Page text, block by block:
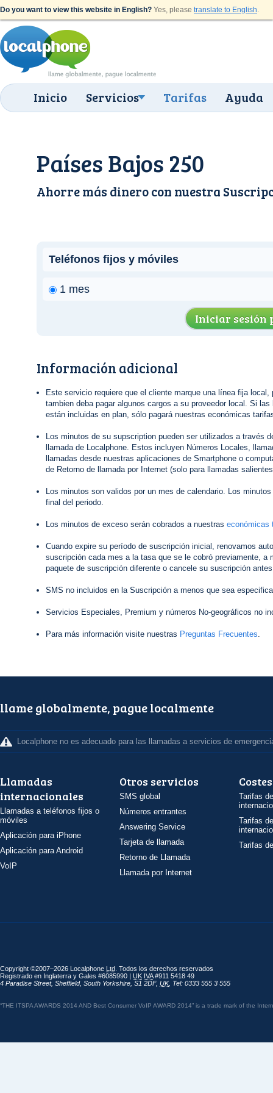
Do you want to view this website in English? Yes, please translate to English.
Inicio Servicios Tarifas Ayuda
Países Bajos 250
Ahorre más dinero con nuestra
Teléfonos fijos y móviles
1 mes
Iniciar sesión
Información adicional
Este servicio requiere que el cliente marque una línea fija local,
tambien deba pagar algunos cargos a su proveedor local. Si
están incluidas en plan, sólo pagará nuestras económicas
Los minutos de su supscription pueden ser utilizados a través
llamada de Localphone. Estos incluyen Números Locales,
llamadas desde nuestras aplicaciones de Smartphone o
de Retorno de llamada por Internet (solo para llamadas
Los minutos son validos por un mes de calendario. Los
final del periodo.
Los minutos de exceso serán cobrados a nuestras económicas
Cuando expire su período de suscripción inicial, renovamos
suscripción cada mes a la tasa que se le cobró previamente, a
paquete de suscripción diferente o cancele su suscripción
SMS no incluidos en la Suscripción a menos que sea
Servicios Especiales, Premium y números No-geográficos no
Para más información visite nuestras Preguntas Frecuentes.
llame globalmente, pague localmente
Localphone no es adecuado para las llamadas a servicios de
Llamadas
internacionales
Llamadas a teléfonos fijos o
móviles
Aplicación para iPhone
Aplicación para Android
VoIP
Otros servicios
SMS global
Números entrantes
Answering Service
Tarjeta de llamada
Retorno de Llamada
Llamada por Internet
Costes
Tarifas
Tarifas
Tarifas
Copyright ©2007–2026 Localphone Ltd . Todos los derechos reservados
Registrado en Inglaterra y Gales #6085990 | UK IVA#911 5418 49
4 Paradise Street, Sheffield, South Yorkshire S1 2DF, UK, Tel: 0333 555 3 555
“THE ITSPA AWARDS 2014 AND Best Consumer VoIP AWARD 2014” is a trade mark of the